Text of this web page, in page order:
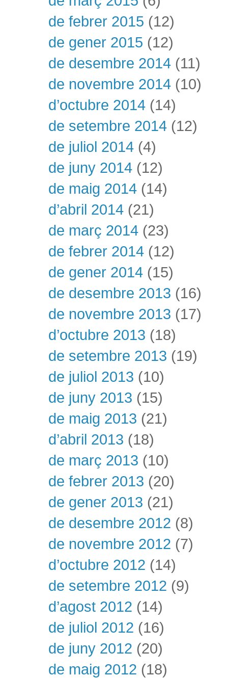
de febrer 2015 (12)
de gener 2015 (12)
de desembre 2014 (11)
de novembre 2014 (10)
d’octubre 2014 (14)
de setembre 2014 (12)
de juliol 2014 (4)
de juny 2014 (12)
de maig 2014 (14)
d’abril 2014 (21)
de març 2014 (23)
de febrer 2014 (12)
de gener 2014 (15)
de desembre 2013 (16)
de novembre 2013 (17)
d’octubre 2013 (18)
de setembre 2013 (19)
de juliol 2013 (10)
de juny 2013 (15)
de maig 2013 (21)
d’abril 2013 (18)
de març 2013 (10)
de febrer 2013 (20)
de gener 2013 (21)
de desembre 2012 (8)
de novembre 2012 (7)
d’octubre 2012 (14)
de setembre 2012 (9)
d’agost 2012 (14)
de juliol 2012 (16)
de juny 2012 (20)
de maig 2012 (18)